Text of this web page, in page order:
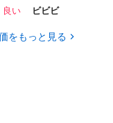
良い ビビビ
をもっと見る